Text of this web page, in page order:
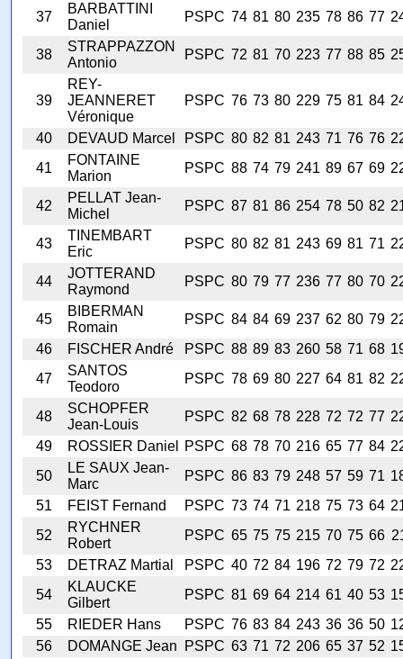
37
BARBATTINI
Daniel
PSPC 74 81 80 235 78 86 77
38
STRAPPAZZON
Antonio
PSPC 72 81 70 223 77 88 85
39
REY-
JEANNERET
Véronique
PSPC 76 73 80 229 75 81 84
40 DEVAUD Marcel PSPC 80 82 81 243 71 76 76
41
FONTAINE
Marion
PSPC 88 74 79 241 89 67 69
42
PELLAT Jean-
Michel
PSPC 87 81 86 254 78 50 82
43
TINEMBART
Eric
PSPC 80 82 81 243 69 81 71
44
JOTTERAND
Raymond
PSPC 80 79 77 236 77 80 70
45
BIBERMAN
Romain
PSPC 84 84 69 237 62 80 79
46
FISCHER André PSPC 88 89 83 260 58 71 68
47
SANTOS
Teodoro
PSPC 78 69 80 227 64 81 82
48
SCHOPFER
Jean-Louis
PSPC 82 68 78 228 72 72 77
49
ROSSIER Daniel PSPC 68 78 70 216 65 77 84
50
LE SAUX Jean-
Marc
PSPC 86 83 79 248 57 59 71
51
FEIST Fernand PSPC 73 74 71 218 75 73 64
52
RYCHNER
Robert
PSPC 65 75 75 215 70 75 66
53
DETRAZ Martial PSPC 40 72 84 196 72 79 72
54
KLAUCKE
Gilbert
PSPC 81 69 64 214 61 40 53
55
RIEDER Hans PSPC 76 83 84 243 36 36 50
56
DOMANGE Jean PSPC 63 71 72 206 65 37 52